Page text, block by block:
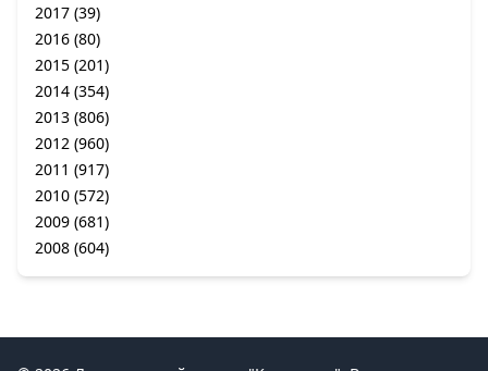
2017 (39)
2016 (80)
2015 (201)
2014 (354)
2013 (806)
2012 (960)
2011 (917)
2010 (572)
2009 (681)
2008 (604)